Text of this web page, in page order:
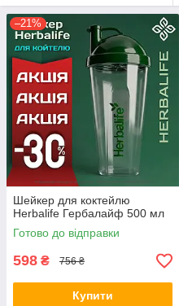
–21%
Шейкер для коктейлю
Herbalife Гербалайф 500 мл
Готово до відправки
598 ₴ 756 ₴
Купити